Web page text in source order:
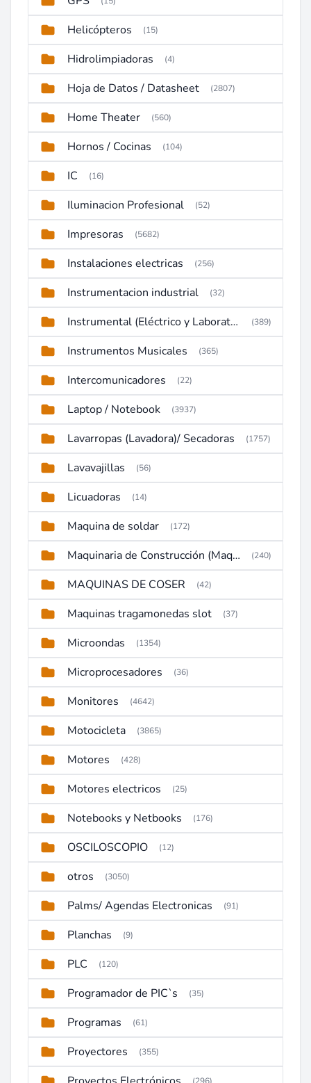
Helicópteros (15)
Hidrolimpiadoras (4)
Hoja de Datos / Datasheet (2807)
Home Theater (560)
Hornos / Cocinas (104)
IC (16)
Iluminacion Profesional (52)
Impresoras (5682)
Instalaciones electricas (256)
Instrumentacion industrial (32)
Instrumental (Eléctrico y Laboratorio) (389)
Instrumentos Musicales (365)
Intercomunicadores (22)
Laptop / Notebook (3937)
Lavarropas (Lavadora)/ Secadoras (1757)
Lavavajillas (56)
Licuadoras (14)
Maquina de soldar (172)
Maquinaria de Construcción (Maquinaria Pesada) (240)
MAQUINAS DE COSER (42)
Maquinas tragamonedas slot (37)
Microondas (1354)
Microprocesadores (36)
Monitores (4642)
Motocicleta (3865)
Motores (428)
Motores electricos (25)
Notebooks y Netbooks (176)
OSCILOSCOPIO (12)
otros (3050)
Palms/ Agendas Electronicas (91)
Planchas (9)
PLC (120)
Programador de PIC`s (35)
Programas (61)
Proyectores (355)